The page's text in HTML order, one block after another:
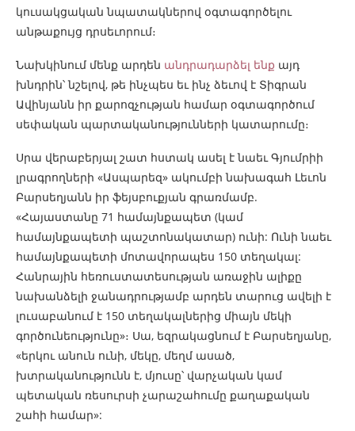
կուսակցական նպատակներով օգտագործելու
անթաքույց դրսեւորում։
Նախկինում մենք արդեն անդրադարձել ենք այդ
խնդրին՝ նշելով, թե ինչպես եւ ինչ ձեւով է Տիգրան
Ավինյանն իր քարոզչության համար օգտագործում
սեփական պարտականությունների կատարումը։
Սրա վերաբերյալ շատ հստակ ասել է նաեւ Գյումրիի
լրագրողների «Ասպարեզ» ակումբի նախագահ Լեւոն
Բարսեղյանն իր ֆեյսբուքյան գրառմամբ.
«Հայաստանը 71 համայնքապետ (կամ
համայնքապետի պաշտոնակատար) ունի: Ունի նաեւ
համայնքապետի մոտավորապես 150 տեղակալ:
Հանրային հեռուստատեսության առաջին ալիքը
նախանձելի ջանադրությամբ արդեն տարուց ավելի է
լուսաբանում է 150 տեղակալներից միայն մեկի
գործունեությունը»։ Սա, եզրակացնում է Բարսեղյանը,
«երկու անուն ունի, մեկը, մեղմ ասած,
խտրականությունն է, մյուսը՝ վարչական կամ
պետական ռեսուրսի չարաշահումը քաղաքական
շահի համար»: